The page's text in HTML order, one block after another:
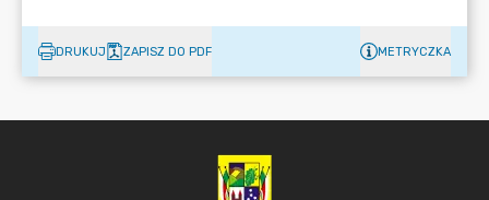
DRUKUJ ZAPISZ DO PDF METRYCZKA